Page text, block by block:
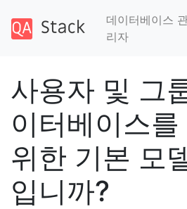
데이터베이스
리자
사용자 및 그
이터베이스
위한 기본 모
입니까?